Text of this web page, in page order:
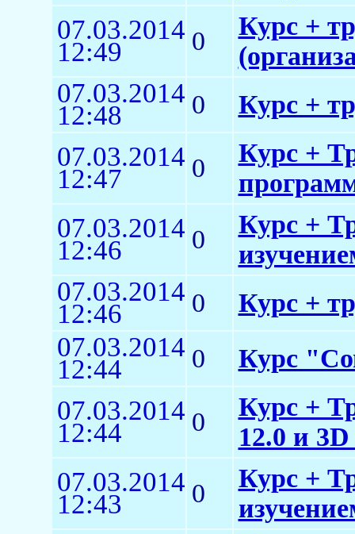
07.03.2014
12:49 0
Курс +
07.03.2014
12:48 0 Курс +
07.03.2014
12:47 0
Курс +
07.03.2014
12:46 0
Курс +
07.03.2014
12:46 0 Курс +
07.03.2014
12:44 0 Курс
07.03.2014
12:44 0
Курс +
12.0 и
07.03.2014
12:43 0
Курс +